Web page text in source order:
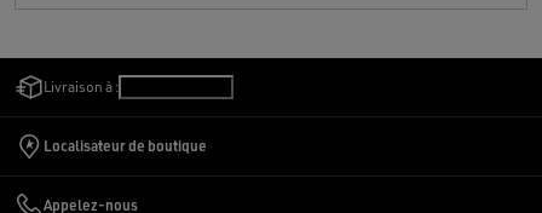
Livraison à :
Localisateur de boutique
Appelez-nous